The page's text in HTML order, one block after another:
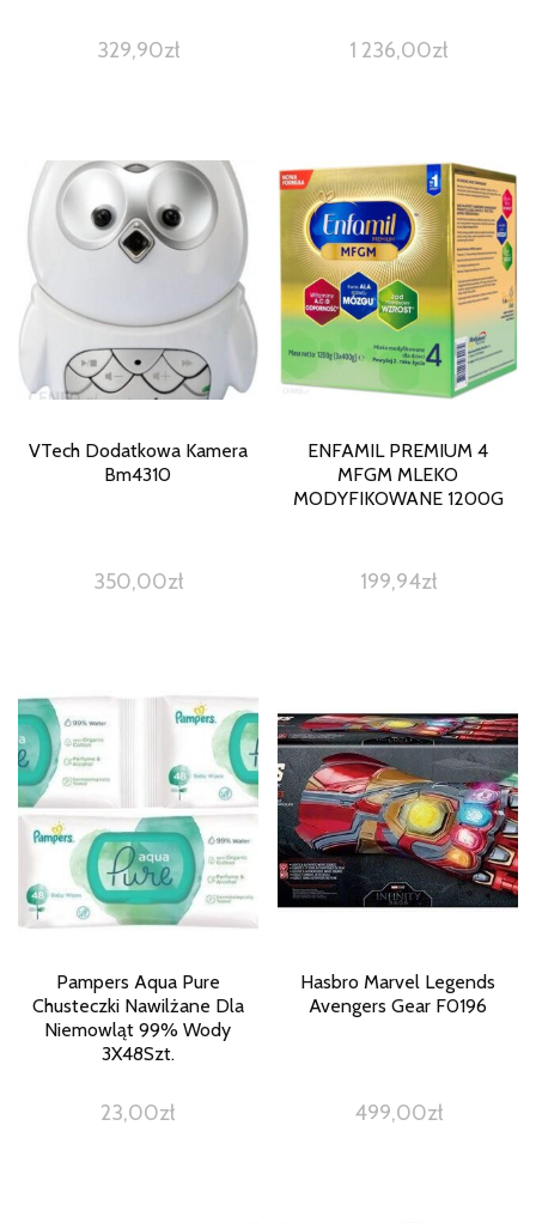
329,90zł 1 236,00zł
VTech Dodatkowa Kamera
Bm4310
350,00zł
ENFAMIL PREMIUM 4
MFGM MLEKO
MODYFIKOWANE 1200G
199,94zł
Pampers Aqua Pure
Chusteczki Nawilżane Dla
Niemowląt 99% Wody
3X48Szt.
23,00zł
Hasbro Marvel Legends
Avengers Gear F0196
499,00zł